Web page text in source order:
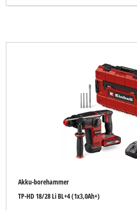
Akku-borehammer
TP-HD 18/28 Li BL+4 (1x3,0Ah+)